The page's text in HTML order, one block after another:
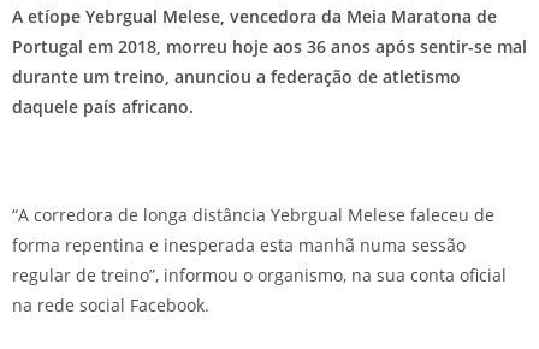
A etíope Yebrgual Melese, vencedora da Meia Maratona de
Portugal em 2018, morreu hoje aos 36 anos após sentir-se mal
durante um treino, anunciou a federação de atletismo
daquele país africano.
“A corredora de longa distância Yebrgual Melese faleceu de
forma repentina e inesperada esta manhã numa sessão
regular de treino”, informou o organismo, na sua conta oficial
na rede social Facebook.